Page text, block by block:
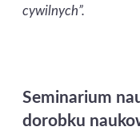
cywilnych”.
Seminarium
dorobku